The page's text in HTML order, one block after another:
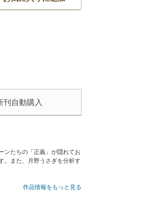
刊自動購入
ンたちの「正義」が隠れてお
。また、月野うさぎを分析す
作品情報をもっと見る